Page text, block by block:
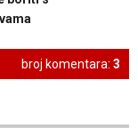
broj komentara: 3